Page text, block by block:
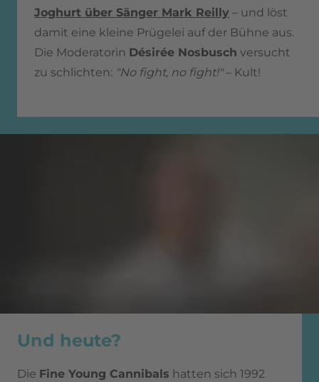
Joghurt über Sänger Mark Reilly – und löst
damit eine kleine Prügelei auf der Bühne aus.
Die Moderatorin Désirée Nosbusch versucht
zu schlichten: "No fight, no fight!"– Kult!
Und heute?
Die Fine Young Cannibals hatten sich 1992